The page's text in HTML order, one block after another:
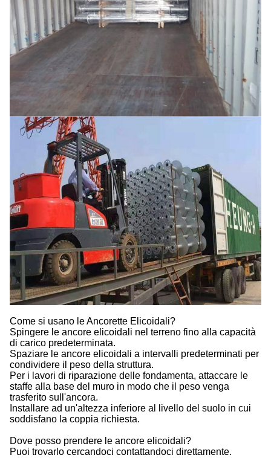
Come si usano le Ancorette Elicoidali?
Spingere le ancore elicoidali nel terreno fino alla capacità
di carico predeterminata.
Spaziare le ancore elicoidali a intervalli predeterminati per
condividere il peso della struttura.
Per i lavori di riparazione delle fondamenta, attaccare le
staffe alla base del muro in modo che il peso venga
trasferito sull'ancora.
Installare ad un'altezza inferiore al livello del suolo in cui
soddisfano la coppia richiesta.
Dove posso prendere le ancore elicoidali?
Puoi trovarlo cercandoci contattandoci direttamente.